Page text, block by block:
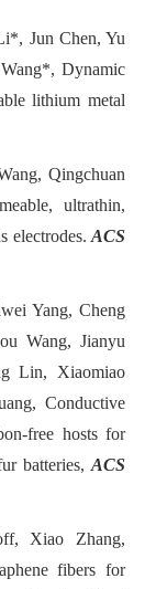
Jun Chen, Yu
Dynamic
lithium metal
Qingchuan
ultrathin,
electrodes. ACS
Yang, Cheng
Wang, Jianyu
Lin, Xiaomiao
Conductive
free hosts for
batteries, ACS
Xiao Zhang,
fibers for